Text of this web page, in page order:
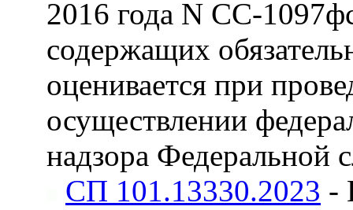
2016 года N СС-
содержащих
оценивается при
осуществлении
надзора Федеральной
СП 101.13330.2023 -